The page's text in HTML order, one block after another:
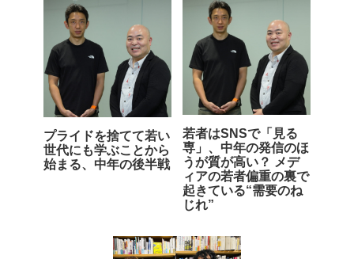
プライドを捨てて若い
世代にも学ぶことから
始まる、中年の後半戦
若者はSNSで「見る
専」、中年の発信のほ
うが質が高い？ メデ
ィアの若者偏重の裏で
起きている“需要のね
じれ”